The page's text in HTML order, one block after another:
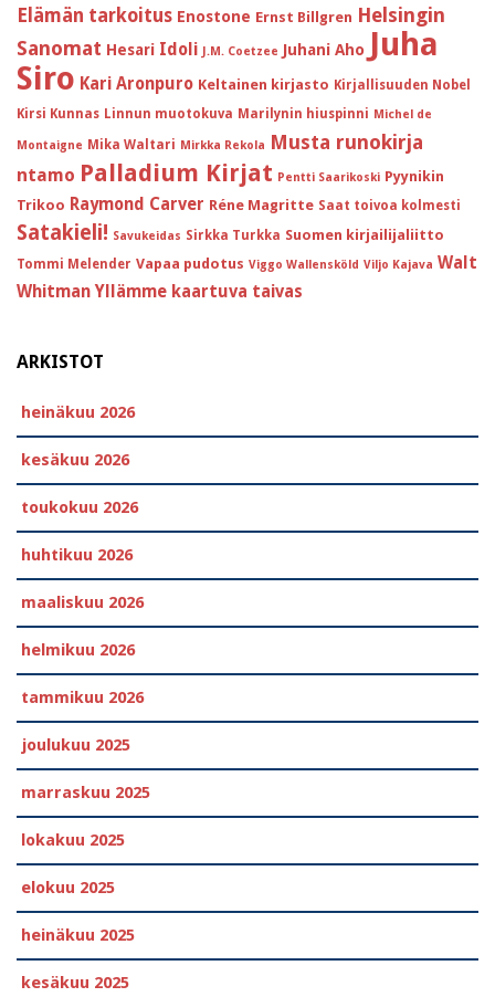
Elämän tarkoitus Enostone Ernst Billgren Helsingin
Sanomat Hesari Idoli J.M. Coetzee Juhani Aho Juha
Siro Kari Aronpuro Keltainen kirjasto Kirjallisuuden Nobel
Kirsi Kunnas Linnun muotokuva Marilynin hiuspinni Michel de
Montaigne Mika Waltari Mirkka Rekola Musta runokirja
ntamo Palladium Kirjat Pentti Saarikoski Pyynikin
Trikoo Raymond Carver Réne Magritte Saat toivoa kolmesti
Satakieli! Savukeidas Sirkka Turkka Suomen kirjailijaliitto
Tommi Melender Vapaa pudotus Viggo Wallensköld Viljo Kajava Walt
Whitman Yllämme kaartuva taivas
ARKISTOT
heinäkuu 2026
kesäkuu 2026
toukokuu 2026
huhtikuu 2026
maaliskuu 2026
helmikuu 2026
tammikuu 2026
joulukuu 2025
marraskuu 2025
lokakuu 2025
elokuu 2025
heinäkuu 2025
kesäkuu 2025